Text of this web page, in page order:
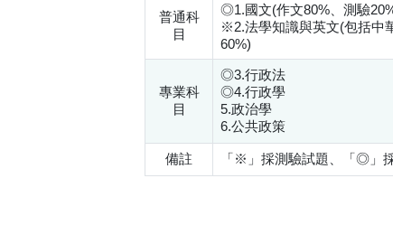
普通科
目
◎1.國文(作文80%、測驗
※2.法學知識與英文(包括中
60%)
專業科
目
◎3.行政法
◎4.行政學
5.政治學
6.公共政策
備註 「※」採測驗試題、「◎」